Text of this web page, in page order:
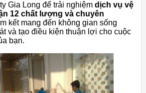
Gia Long để trải nghiệm dịch vụ vệ
12 chất lượng và chuyên
kết mang đến không gian sống
và tạo điều kiện thuận lợi cho cuộc
bạn.